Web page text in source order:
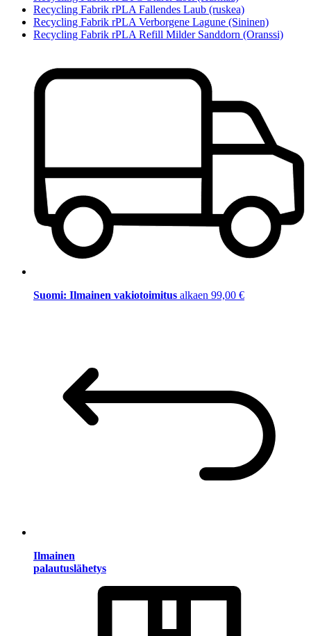
Recycling Fabrik rPLA Fallendes Laub (ruskea)
Recycling Fabrik rPLA Verborgene Lagune (Sininen)
Recycling Fabrik rPLA Refill Milder Sanddorn (Oranssi)
Suomi: Ilmainen vakiotoimitus alkaen 99,00 €
Ilmainen
palautuslähetys